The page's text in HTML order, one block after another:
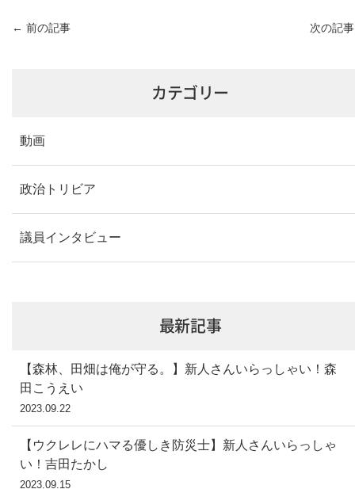
← 前の記事 次の記
カテゴリー
動画
政治トリビア
議員インタビュー
最新記事
【森林、田畑は俺が守る。】新人さんいらっしゃい！森
田こうえい
2023.09.22
【ウクレレにハマる優しき防災士】新人さんいらっしゃ
い！吉田たかし
2023.09.15